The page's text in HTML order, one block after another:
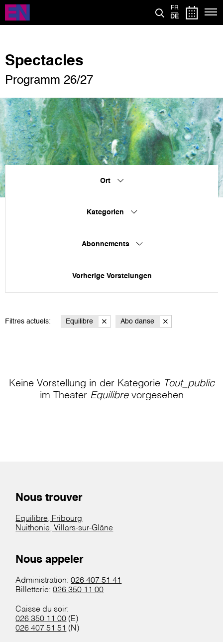
Direkt
zum
Inhalt
FR
DE
Spectacles
Programm 26/27
Ort
Kategorien
Abonnements
Vorherige Vorstelungen
Filtres actuels: Equilibre Abo danse
Keine Vorstellung in der Kategorie Tout_public
im Theater Equilibrevorgesehen
Nous trouver
Equilibre, Fribourg
Nuithonie, Villars-sur-Glâne
Nous appeler
Administration:026 407 51 41
Billetterie:026 350 11 00
Caisse du soir:
026 350 11 00 (E)
026 407 51 51 (N)